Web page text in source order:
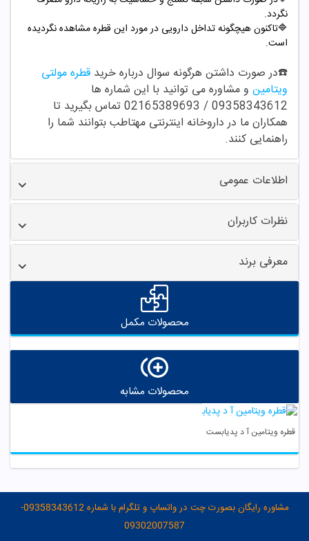
نگردد.
🔷تاکنون هیچگونه تداخل دارویی در مورد این قطره مشاهده نگردیده
است.
☎️در صورت داشتن هرگونه سوال درباره خرید قطره مولتی
ویتامین و مشاوره می توانید با این شماره ها
09358343612 / 02165389693 تماس بگیرید تا
همکاران ما در داروخانه اینترنتی مهتاطب بتوانند شما را
راهنمایی کنند.
اطلاعات عمومی
نظرات کاربران
معرفی برند
محصولات مکمل
محصولات مشابه
قطره ویتامین آ د پدیابست
مشاوره رایگان بصورت چت در واتساپ و تلگرام با شماره 09358343612-
09302007587